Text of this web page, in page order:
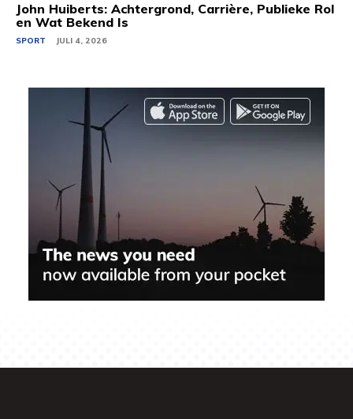
John Huiberts: Achtergrond, Carrière, Publieke Rol
en Wat Bekend Is
SPORT JULI 4, 2026